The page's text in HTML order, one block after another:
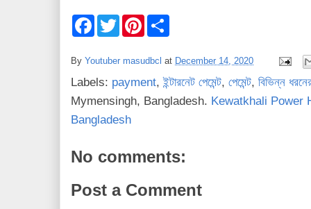
F
b
o
o
k
T
w
r
P
e
e
s
e
By Youtuber masudbcl at December 14, 2020
Labels: payment,ইন্টারনেট পেমেন্ট, পেমেন্ট, বিভিন্ন
Mymensingh, Bangladesh. Kewatkhali Power
Bangladesh
No comments:
Post a Comment